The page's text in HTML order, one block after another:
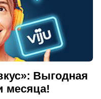
Выгодная
месяца!